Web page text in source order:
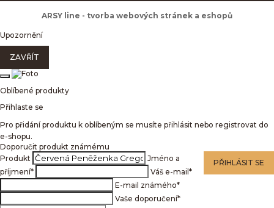
ARSY line - tvorba webových stránek a eshopů
Upozornění
ZAVŘÍT
Oblíbené produkty
Přihlaste se
Pro přidání produktu k oblíbeným se musíte přihlásit nebo registrovat do
e-shopu.
PŘIHLÁSIT SE
Doporučit produkt známému
Produkt
Jméno a
příjmení* Váš e-mail *
E-mail známého*
Vaše doporučení*